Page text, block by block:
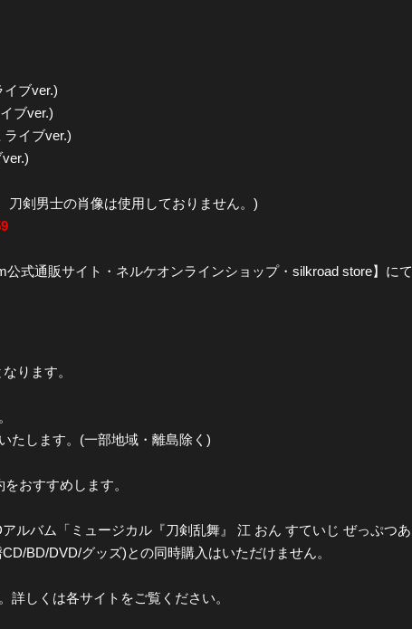
ブver.)
ブver.)
イブver.)
刀剣男士の肖像は使用しておりません。)
式通販サイト・ネルケオンラインショップ・silkroad store】にて
ります。
たします。(一部地域・離島除く)
おすすめします。
ルバム「ミュージカル『刀剣乱舞』 江 おん すていじ ぜっぷつあ
BD/DVD/グッズ)との同時購入はいただけません。
しくは各サイトをご覧ください。